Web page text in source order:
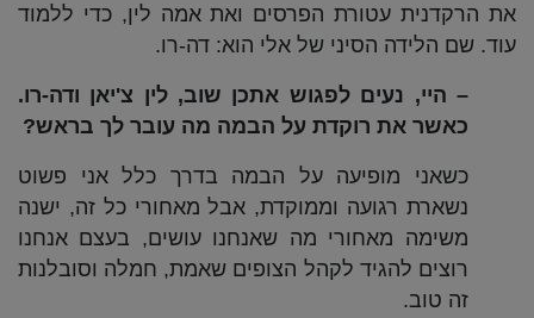
את הרקדנית עטורת הפרסים ואת אמה לין, כדי ללמוד
עוד. שם הלידה הסיני של אלי הוא: דה-רו.
– היי, נעים לפגוש אתכן שוב, לין צ'יאן ודה-רו.
כאשר את רוקדת על הבמה מה עובר לך בראש?
כשאני מופיעה על הבמה בדרך כלל אני פשוט
נשארת רגועה וממוקדת, אבל מאחורי כל זה, ישנה
משימה מאחורי מה שאנחנו עושים, בעצם אנחנו
רוצים להגיד לקהל הצופים שאמת, חמלה וסובלנות
זה טוב.